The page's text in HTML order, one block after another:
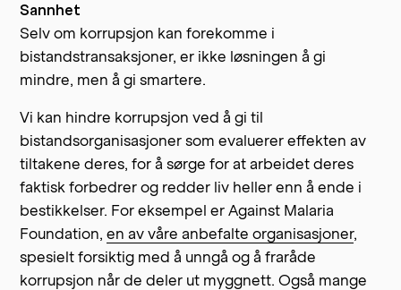
Sannhet
Selv om korrupsjon kan forekomme i
bistandstransaksjoner, er ikke løsningen å gi
mindre, men å gi smartere.
Vi kan hindre korrupsjon ved å gi til
bistandsorganisasjoner som evaluerer effekten av
tiltakene deres, for å sørge for at arbeidet deres
faktisk forbedrer og redder liv heller enn å ende i
bestikkelser. For eksempel er Against Malaria
Foundation,en av våre anbefalte organisasjoner,
spesielt forsiktig med å unngå og å fraråde
korrupsjon når de deler ut myggnett. Også mange